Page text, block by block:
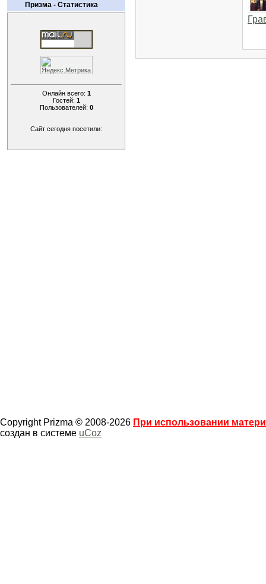
Призма - Статистика
Онлайн всего: 1
Гостей: 1
Пользователей: 0
Сайт сегодня посетили:
Copyright Prizma © 2008-2026 При использовании
создан в системе uCoz